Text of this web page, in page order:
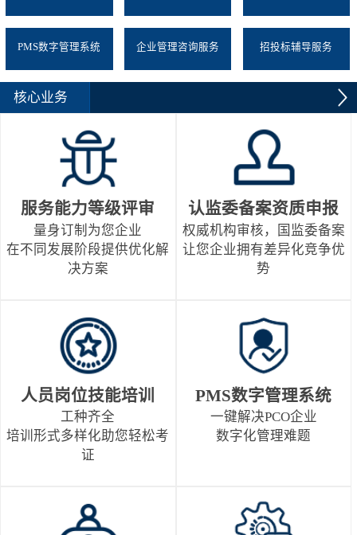
PMS数字管理系统 企业管理咨询服务 招投标辅导服务
核心业务
服务能力等级评审
量身订制为您企业
在不同发展阶段提供优化解
决方案
认监委备案资质申报
权威机构审核，国监委备案
让您企业拥有差异化竞争优
势
人员岗位技能培训
工种齐全
培训形式多样化助您轻松考
证
PMS数字管理系统
一键解决PCO企业
数字化管理难题